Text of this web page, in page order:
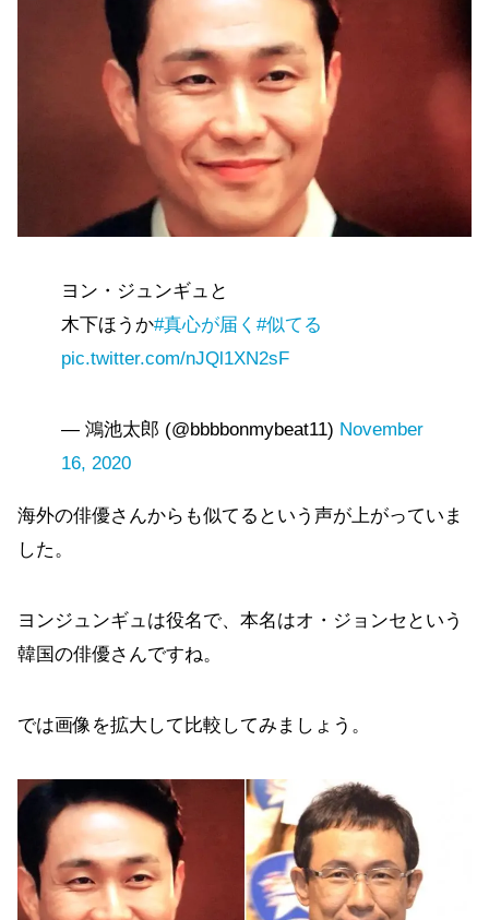
ヨン・ジュンギュと
木下ほうか#真心が届く #似てる
pic.twitter.com/nJQl1XN2sF
— 鴻池太郎 (@bbbbonmybeat11) November
16, 2020
海外の俳優さんからも似てるという声が上がっていま
した。
ヨンジュンギュは役名で、本名はオ・ジョンセという
韓国の俳優さんですね。
では画像を拡大して比較してみましょう。